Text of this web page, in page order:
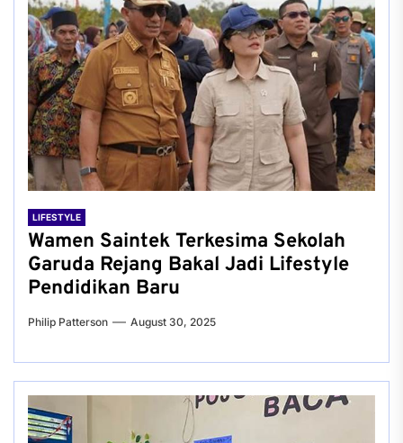
LIFESTYLE
Wamen Saintek Terkesima Sekolah
Garuda Rejang Bakal Jadi Lifestyle
Pendidikan Baru
Philip Patterson August 30, 2025